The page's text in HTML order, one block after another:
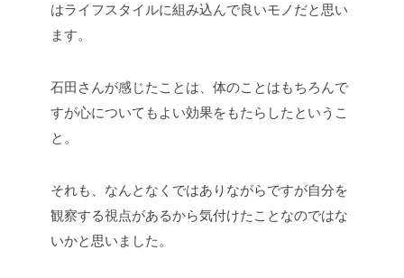
はライフスタイルに組み込んで良いモノだと思い
ます。
石田さんが感じたことは、体のことはもちろんで
すが心についてもよい効果をもたらしたというこ
と。
それも、なんとなくではありながらですが自分を
観察する視点があるから気付けたことなのではな
いかと思いました。